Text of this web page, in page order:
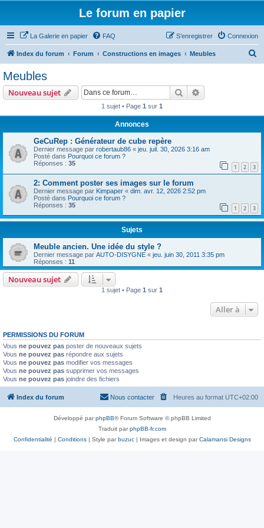
Le forum en papier
La Galerie en papier FAQ Connexion
S’enregistrer
Index du forum Forum Constructions en images Meubles
Meubles
Nouveau sujet Rechercher
1 sujet • Page 1 sur 1
Annonces
GeCuRep : Générateur de cube repère
Dernier message par robertaub86 « jeu. juil. 30, 2026 3:16 am
Posté dans Pourquoi ce forum ?
Réponses : 35 1 2 3
2: Comment poster ses images sur le forum
Dernier message par Kimpaper « dim. avr. 12, 2026 2:52 pm
Posté dans Pourquoi ce forum ?
Réponses : 35 1 2 3
Sujets
Meuble ancien. Une idée du style ?
Dernier message par AUTO-DISYGNE « jeu. juin 30, 2011 3:35 pm
Réponses : 11
Nouveau sujet
1 sujet • Page 1 sur 1
Aller à
PERMISSIONS DU FORUM
Vous ne pouvez pas poster de nouveaux sujets
Vous ne pouvez pas répondre aux sujets
Vous ne pouvez pas modifier vos messages
Vous ne pouvez pas supprimer vos messages
Vous ne pouvez pas joindre des fichiers
Index du forum Heures au format UTC+02:00
Nous contacter
Développé parphpBB® Forum Software © phpBB Limited
Traduit parphpBB-fr.com
Confidentialité | Conditions| Style parbuzuc| Images et design parCalamansi Designs